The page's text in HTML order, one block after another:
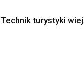
Technik turystyki